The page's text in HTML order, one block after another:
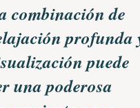
combinación de
profunda
puede
una poderosa